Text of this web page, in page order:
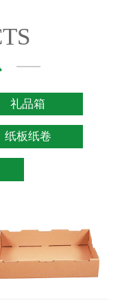
礼品箱
纸板纸卷